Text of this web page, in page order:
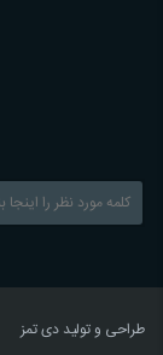
طراحی و تولید دی تمز